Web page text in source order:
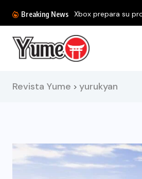
Breaking News Xbox prepara su
Revista Yume > yurukyan